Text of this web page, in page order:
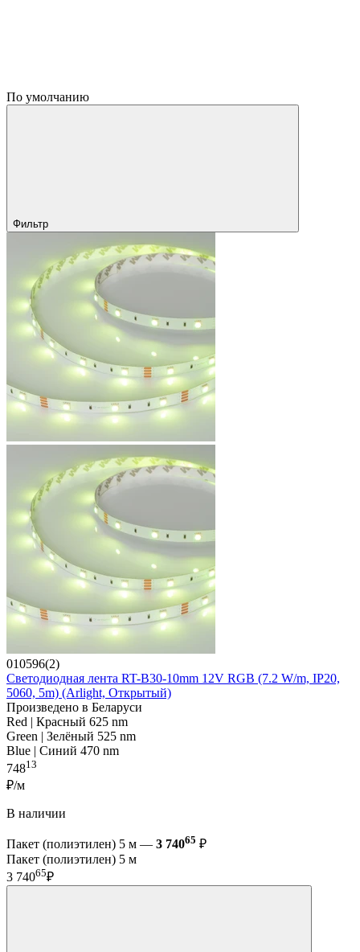
По умолчанию
Фильтр
010596(2)
Светодиодная лента RT-B30-10mm 12V RGB (7.2 W/m, IP20,
5060, 5m) (Arlight, Открытый)
Произведено в Беларуси
Red | Красный 625 nm
Green | Зелёный 525 nm
Blue | Синий 470 nm
74813
₽/м
В наличии
Пакет (полиэтилен) 5 м — 3 74065 ₽
Пакет (полиэтилен) 5 м
3 74065₽